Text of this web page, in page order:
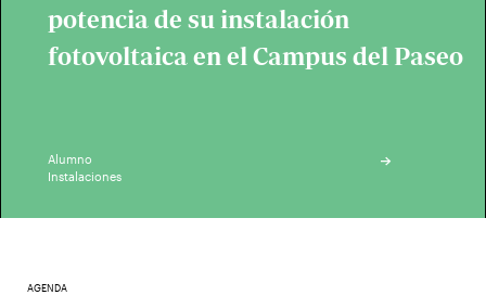
potencia de su instalación
fotovoltaica en el Campus del Paseo
Alumno
Instalaciones
AGENDA